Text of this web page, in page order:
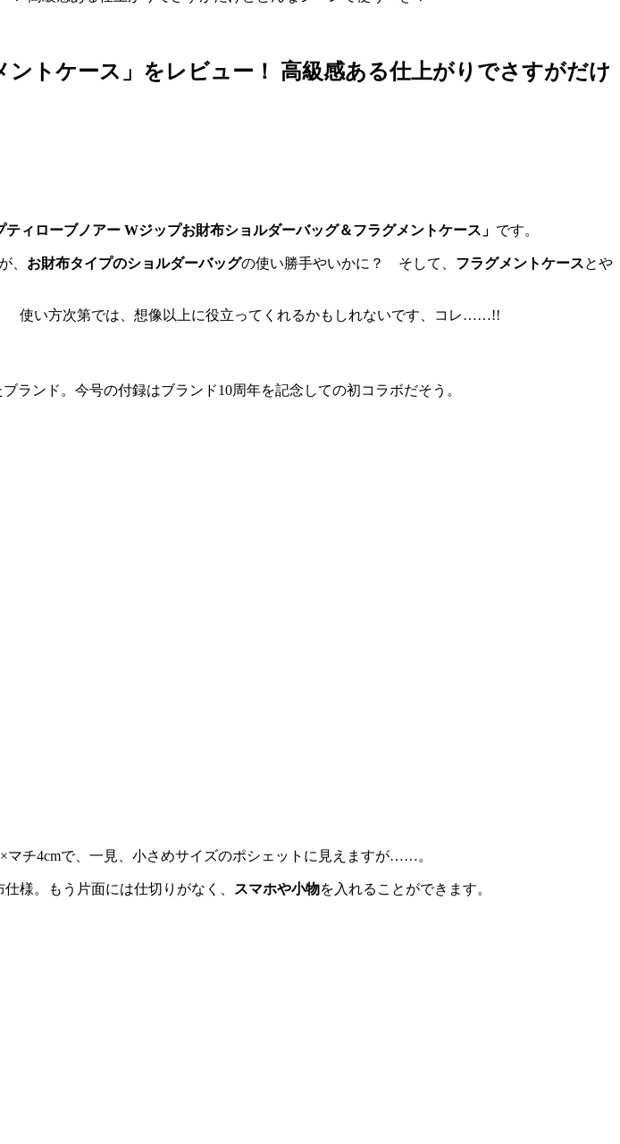
トケース」をレビュー！ 高級感ある仕上がりでさすがだけ
ティローブノアー Wジップお財布ショルダーバッグ＆フラグメントケース」 です。
、 お財布タイプのショルダーバッグの使い勝手やいかに？ そして、 フラグメントケースとや
使い方次第では、想像以上に役立ってくれるかもしれないです、コレ……!!
ランド。今号の付録はブランド10周年を記念しての初コラボだそう。
マチ4cmで、一見、小さめサイズのポシェットに見えますが……。
様。もう片面には仕切りがなく、 スマホや小物を入れることができます。